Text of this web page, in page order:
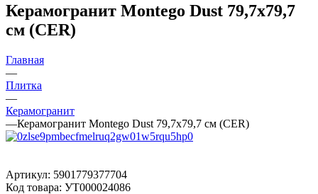
Керамогранит Montego Dust 79,7x79,7
см (CER)
Главная
—
Плитка
—
Керамогранит
—Керамогранит Montego Dust 79,7x79,7 см (CER)
Артикул: 5901779377704
Код товара: УТ000024086